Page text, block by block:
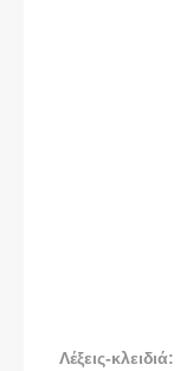
Λέξεις-κλειδιά: